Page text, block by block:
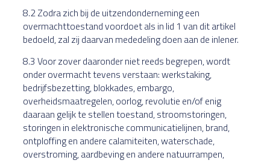
8.2 Zodra zich bij de uitzendonderneming een
overmachttoestand voordoet als in lid 1 van dit artikel
bedoeld, zal zij daarvan mededeling doen aan de inlener.
8.3 Voor zover daaronder niet reeds begrepen, wordt
onder overmacht tevens verstaan: werkstaking,
bedrijfsbezetting, blokkades, embargo,
overheidsmaatregelen, oorlog, revolutie en/of enig
daaraan gelijk te stellen toestand, stroomstoringen,
storingen in elektronische communicatielijnen, brand,
ontploffing en andere calamiteiten, waterschade,
overstroming, aardbeving en andere natuurrampen,